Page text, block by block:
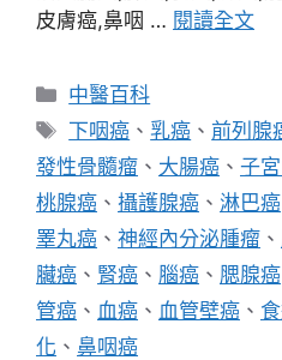
皮膚癌,鼻咽 … 閱讀全文
分
類
中醫百科
標
籤
下咽癌 、 乳癌 、前列腺
發性骨髓瘤 、 大腸癌 、 子
桃腺癌 、 攝護腺癌 、 淋巴癌
睪丸癌 、 神經內分泌腫瘤 、
臟癌 、 腎癌 、 腦癌 、 腮腺癌
管癌 、 血癌 、 血管壁癌 、
化 、 鼻咽癌